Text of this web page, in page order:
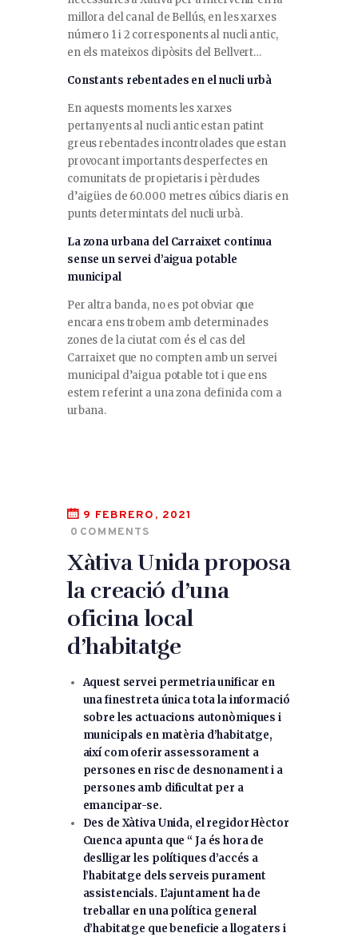
millora del canal de Bellús, en les xarxes
número 1 i 2 corresponents al nucli antic,
en els mateixos dipòsits del Bellvert…
Constants rebentades en el nucli urbà
En aquests moments les xarxes
pertanyents al nucli antic estan patint
greus rebentades incontrolades que estan
provocant importants desperfectes en
comunitats de propietaris i pèrdudes
d’aigües de 60.000 metres cúbics diaris en
punts determintats del nucli urbà.
La zona urbana del Carraixet continua
sense un servei d’aigua potable
municipal
Per altra banda, no es pot obviar que
encara ens trobem amb determinades
zones de la ciutat com és el cas del
Carraixet que no compten amb un servei
municipal d’aigua potable tot i que ens
estem referint a una zona definida com a
urbana.
9 FEBRERO, 2021
0 COMMENTS
Xàtiva Unida proposa
la creació d’una
oficina local
d’habitatge
Aquest servei permetria unificar en
una finestreta única tota la informació
sobre les actuacions autonòmiques i
municipals en matèria d’habitatge,
així com oferir assessorament a
persones en risc de desnonament i a
persones amb dificultat per a
emancipar-se.
Des de Xàtiva Unida, el regidor Hèctor
Cuenca apunta que “ Ja és hora de
deslligar les polítiques d’accés a
l’habitatge dels serveis purament
assistencials. L’ajuntament ha de
treballar en una política general
d’habitatge que beneficie a llogaters i